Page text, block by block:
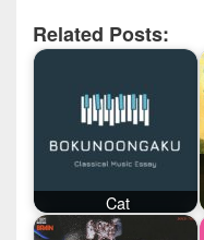
Related Posts:
Cat